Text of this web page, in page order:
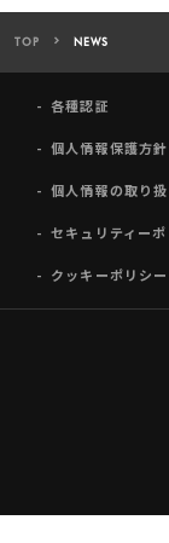
TOP NEWS
各種認証
個人情報保護方針
個人情報の取り
セキュリティー
クッキーポリシー